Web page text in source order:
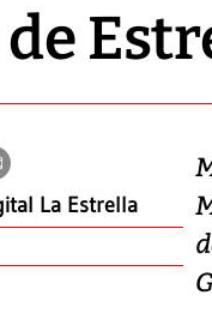
de
La Estrella